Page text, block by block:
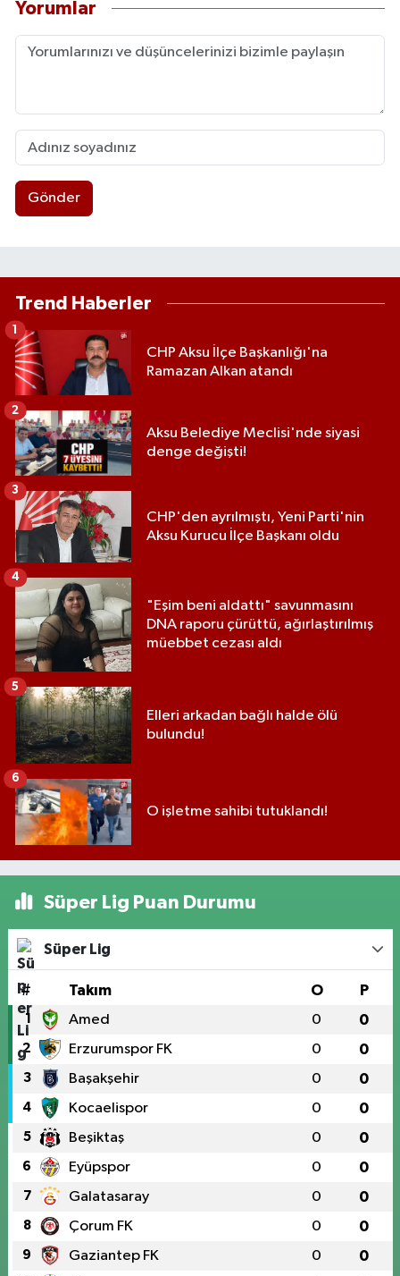
Yorumlar
Gönder
Trend Haberler
CHP Aksu İlçe Başkanlığı'na
Ramazan Alkan atandı
1
Aksu Belediye Meclisi'nde siyasi
denge değişti!
2
CHP'den ayrılmıştı, Yeni Parti'nin
Aksu Kurucu İlçe Başkanı oldu
3
"Eşim beni aldattı" savunmasını
DNA raporu çürüttü, ağırlaştırılmış
müebbet cezası aldı
4
Elleri arkadan bağlı halde ölü
bulundu!
5
O işletme sahibi tutuklandı!
6
Süper Lig Puan Durumu
Süper Lig
# Takım O P
1 Amed 0 0
2 Erzurumspor FK 0 0
3 Başakşehir 0 0
4 Kocaelispor 0 0
5 Beşiktaş 0 0
6 Eyüpspor 0 0
7 Galatasaray 0 0
8 Çorum FK 0 0
9 Gaziantep FK 0 0